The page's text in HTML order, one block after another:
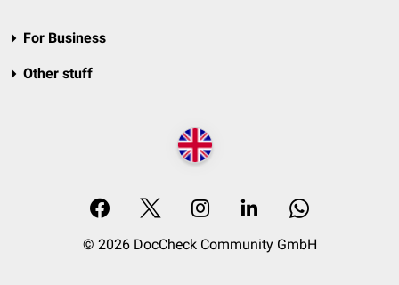
For Business
Other stuff
© 2026 DocCheck Community GmbH